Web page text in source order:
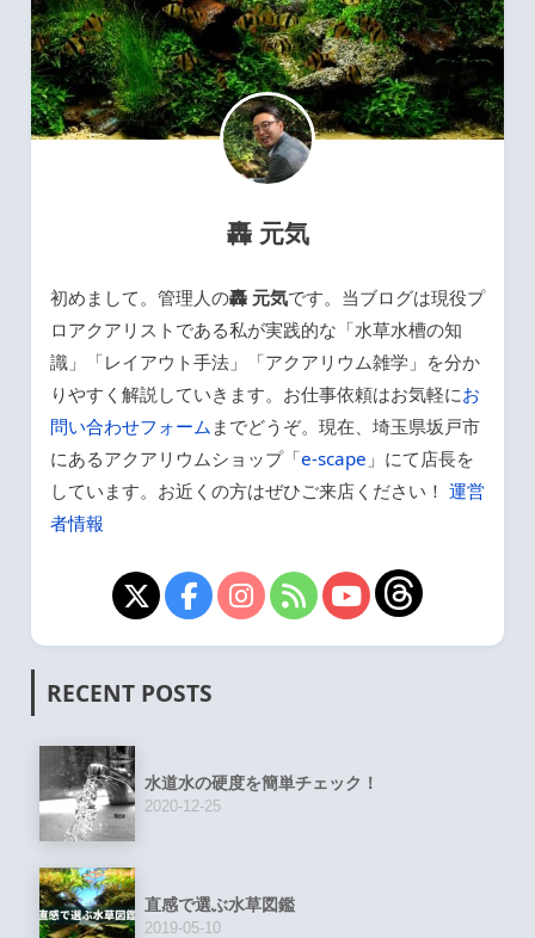
轟 元気
初めまして。管理人の轟 元気です。当ブログは現役プ
ロアクアリストである私が実践的な「水草水槽の知
識」「レイアウト手法」「アクアリウム雑学」を分か
りやすく解説していきます。お仕事依頼はお気軽にお
問い合わせフォーム までどうぞ。現在、埼玉県坂戸市
にあるアクアリウムショップ「e-scape 」にて店長を
しています。お近くの方はぜひご来店ください！ 運営
者情報
RECENT POSTS
水道水の硬度を簡単チェック！
2020-12-25
直感で選ぶ水草図鑑
2019-05-10